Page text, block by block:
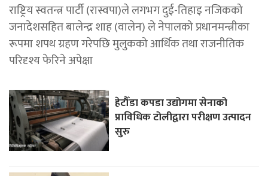
राष्ट्रिय स्वतन्त्र पार्टी (रास्वपा)ले लगभग दुई-तिहाइ नजिकको
जनादेशसहित बालेन्द्र शाह (वालेन) ले नेपालको प्रधानमन्त्रीका
रूपमा शपथ ग्रहण गरेपछि मुलुकको आर्थिक तथा राजनीतिक
परिदृश्य फेरिने अपेक्षा
हेटौँडा कपडा उद्योगमा सेनाको
प्राविधिक टोलीद्वारा परीक्षण उत्पादन
सुरु